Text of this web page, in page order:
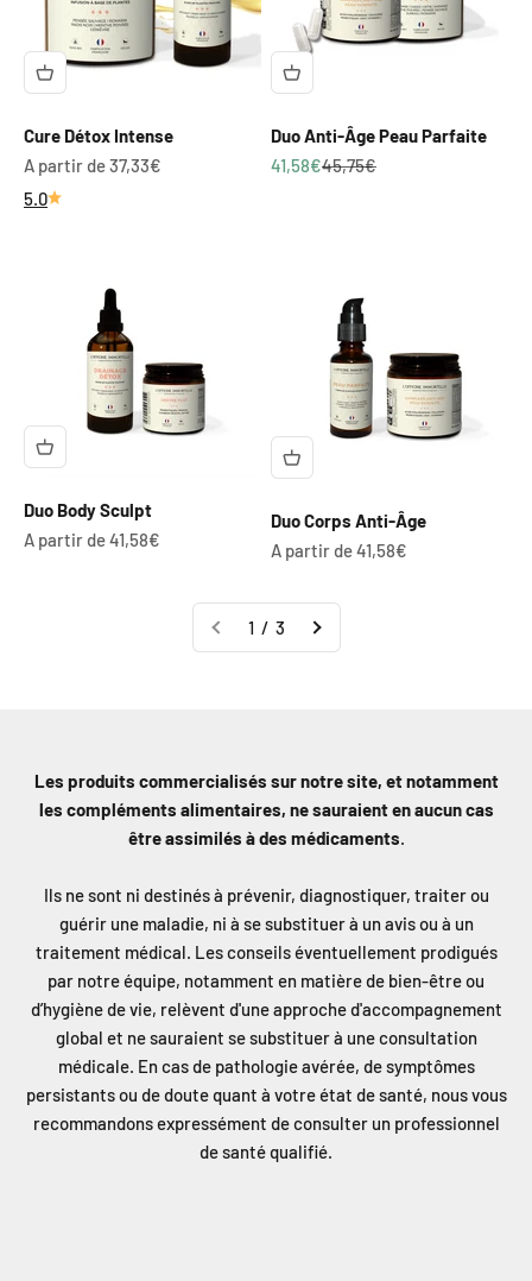
Cure Détox Intense
Prix de vente
A partir de 37,33€
5.0
Duo Anti-Âge Peau Parfaite
Prix de vente
41,58€Prix normal
45,75€
Duo Body Sculpt
Prix de vente
A partir de 41,58€
Duo Corps Anti-Âge
Prix de vente
A partir de 41,58€
1 / 3
Les produits commercialisés sur notre site, et notamment
les compléments alimentaires, ne sauraient en aucun cas
être assimilés à des médicaments.
Ils ne sont ni destinés à prévenir, diagnostiquer, traiter ou
guérir une maladie, ni à se substituer à un avis ou à un
traitement médical. Les conseils éventuellement prodigués
par notre équipe, notamment en matière de bien-être ou
d’hygiène de vie, relèvent d'une approche d'accompagnement
global et ne sauraient se substituer à une consultation
médicale. En cas de pathologie avérée, de symptômes
persistants ou de doute quant à votre état de santé, nous vous
recommandons expressément de consulter un professionnel
de santé qualifié.